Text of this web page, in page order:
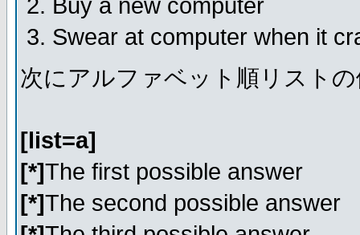
Buy a new computer
Swear at computer when it
次にアルファベット順リスト
[list=a]
[*]The first possible answer
[*]The second possible answer